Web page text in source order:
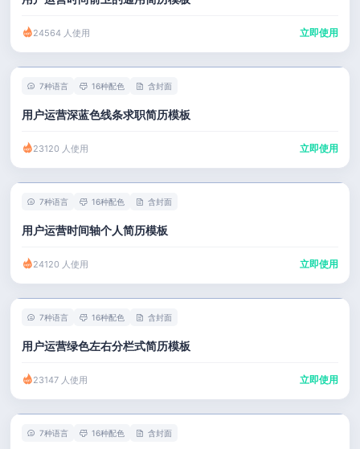
24564 人使用 立即使用
7种语言 16种配色 含封面
用户运营深蓝色线条求职简历模板
23120 人使用 立即使用
7种语言 16种配色 含封面
用户运营时间轴个人简历模板
24120 人使用 立即使用
7种语言 16种配色 含封面
用户运营绿色左右分栏式简历模板
23147 人使用 立即使用
7种语言 16种配色 含封面